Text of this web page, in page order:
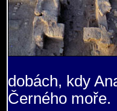
dobách, kdy
Černého moře.